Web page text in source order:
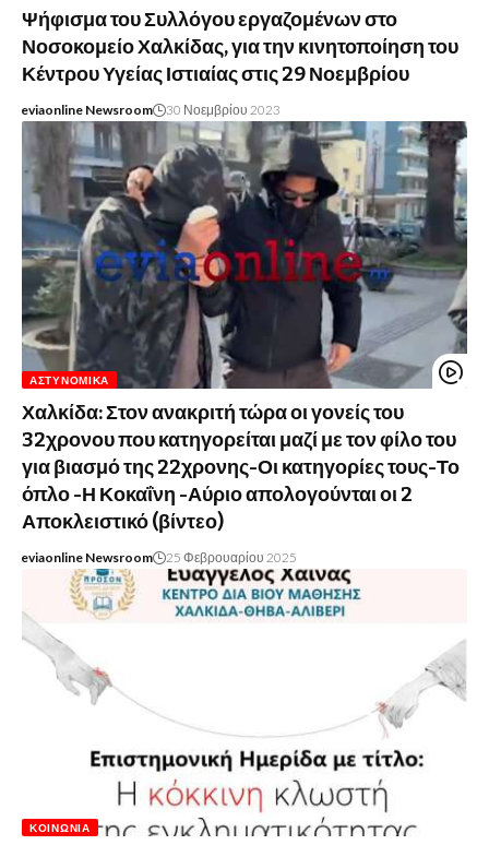
Ψήφισμα του Συλλόγου εργαζομένων στο
Νοσοκομείο Χαλκίδας, για την κινητοποίηση του
Κέντρου Υγείας Ιστιαίας στις 29 Νοεμβρίου
eviaonline Newsroom 30 Νοεμβρίου 2023
ΑΣΤΥΝΟΜΙΚΆ
Χαλκίδα: Στον ανακριτή τώρα οι γονείς του
32χρονου που κατηγορείται μαζί με τον φίλο του
για βιασμό της 22χρονης-Οι κατηγορίες τους-Το
όπλο -Η Κοκαΐνη -Αύριο απολογούνται οι 2
Αποκλειστικό (βίντεο)
eviaonline Newsroom 25 Φεβρουαρίου 2025
ΚΟΙΝΩΝΊΑ